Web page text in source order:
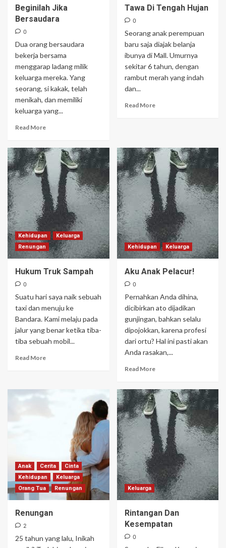
Beginilah Jika
Bersaudara
0
Dua orang bersaudara
bekerja bersama
menggarap ladang milik
keluarga mereka. Yang
seorang, si kakak, telah
menikah, dan memiliki
keluarga yang...
Read More
Tawa Di Tengah Hujan
0
Seorang anak perempuan
baru saja diajak belanja
ibunya di Mall. Umurnya
sekitar 6 tahun, dengan
rambut merah yang indah
dan...
Read More
Kehidupan
Keluarga
Renungan
Hukum Truk Sampah
0
Suatu hari saya naik sebuah
taxi dan menuju ke
Bandara. Kami melaju pada
jalur yang benar ketika tiba-
tiba sebuah mobil...
Read More
Kehidupan Keluarga
Aku Anak Pelacur!
0
Pernahkan Anda dihina,
dicibirkan ato dijadikan
gunjingan, bahkan selalu
dipojokkan, karena profesi
dari ortu? Hal ini pasti akan
Anda rasakan,...
Read More
Anak Cerita
Cinta
Kehidupan
Keluarga
Orang Tua
Renungan
Renungan
2
25 tahun yang lalu, Inikah
Keluarga
Rintangan Dan
Kesempatan
0